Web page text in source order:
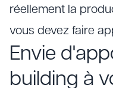
réellement la
vous devez faire
Envie
building à